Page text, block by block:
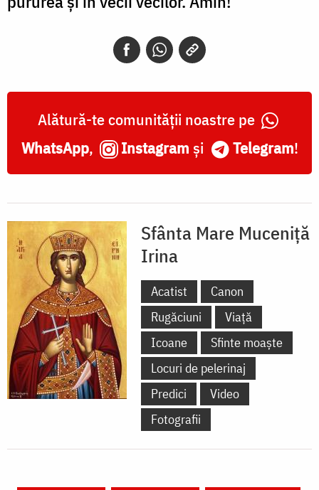
Alătură-te comunității noastre pe
WhatsApp, Instagram și Telegram!
Sfânta Mare Muceniță
Irina
Acatist
Canon
Rugăciuni
Viață
Icoane
Sfinte moaște
Locuri de pelerinaj
Predici
Video
Fotografii